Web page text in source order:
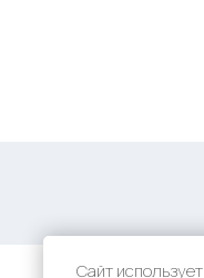
Сайт использует